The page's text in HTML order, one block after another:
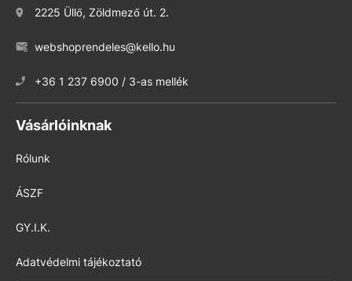
2225 Üllő, Zöldmező út. 2.
webshoprendeles@kello.hu
+36 1 237 6900 / 3-as mellék
Vásárlóinknak
Rólunk
ÁSZF
GY.I.K.
Adatvédelmi tájékoztató